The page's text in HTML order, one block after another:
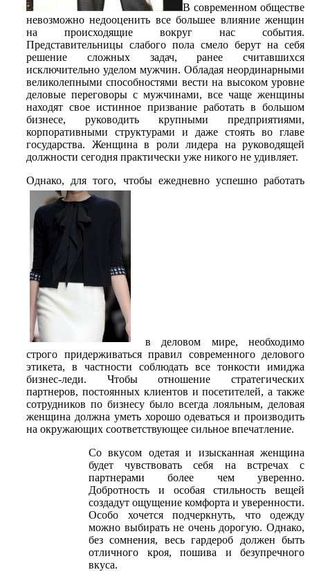
В современном обществе
невозможно недооценить все большее влияние женщин
на происходящие вокруг нас события.
Представительницы слабого пола смело берут на себя
решение сложных задач, ранее считавшихся
исключительно уделом мужчин. Обладая неординарными
великолепными способностями вести на высоком уровне
деловые переговоры с мужчинами, все чаще женщины
находят свое истинное призвание работать в большом
бизнесе, руководить крупными предприятиями,
корпоративными структурами и даже стоять во главе
государства. Женщина в роли лидера на руководящей
должности сегодня практически уже никого не удивляет.
Однако, для того, чтобы ежедневно успешно работать
в деловом мире, необходимо
строго придерживаться правил современного делового
этикета, в частности соблюдать все тонкости имиджа
бизнес-леди. Чтобы отношение стратегических
партнеров, постоянных клиентов и посетителей, а также
сотрудников по бизнесу было всегда лояльным, деловая
женщина должна уметь хорошо одеваться и производить
на окружающих соответствующее сильное впечатление.
Со вкусом одетая и изысканная женщина
будет чувствовать себя на встречах с
партнерами более чем уверенно.
Добротность и особая стильность вещей
создадут ощущение комфорта и уверенности.
Особо хочется подчеркнуть, что одежду
можно выбирать не очень дорогую. Однако,
без сомнения, весь гардероб должен быть
отличного кроя, пошива и безупречного
вкуса.